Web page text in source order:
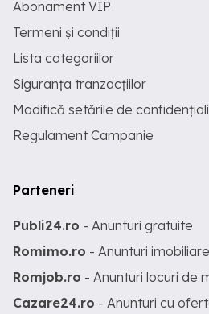
Abonament VIP
Termeni și condiții
Lista categoriilor
Siguranța tranzacțiilor
Modifică setările de
Regulament Campanie
Parteneri
Publi24.ro - Anunturi gratuite
Romimo.ro - Anunturi imobiliare
Romjob.ro - Anunturi locuri de
Cazare24.ro - Anunturi cu